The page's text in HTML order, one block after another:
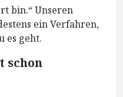
bin.“ Unseren
ein Verfahren,
es geht.
schon